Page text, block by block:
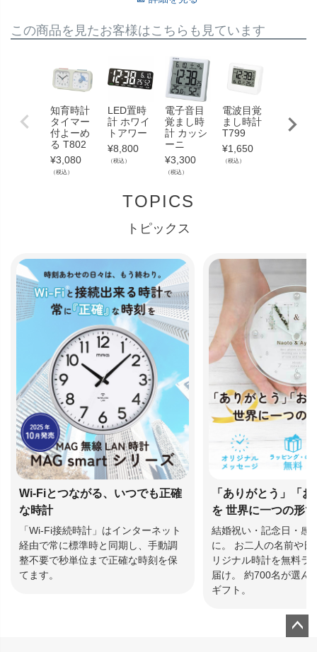
この商品を見たお客様はこちらも見ています
知育時計
タイマー
付よーめ
る T802
¥3,080
（税込）
LED置時
計 ホワイ
トアワー
¥8,800
（税込）
電子音目
覚まし時
計 カッシ
ーニ
¥3,300
（税込）
電波目覚
まし時計
T799
¥1,650
（税込）
時計 フ
ルマン
TOPICS
トピックス
Wi-Fiとつながる、いつでも正確
な時計
「Wi-Fi接続時計」はインターネット
経由で常に標準時と同期し、手動調
整不要で秒単位まで正確な時刻を保
てます。
「ありがとう」「
を 世界に一つの形
結婚祝い・記念日・感
に。 お二人の名前や日
リジナル時計を無料ラ
届け。 約700名が選ん
ギフト。